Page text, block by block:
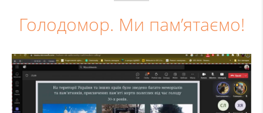
Голодомор. Ми пам’ятаємо!